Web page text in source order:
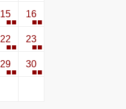
15 16
22 23
29 30